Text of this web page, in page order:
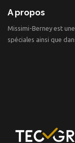
A propos
Missimi-Berney est
spéciales ainsi que